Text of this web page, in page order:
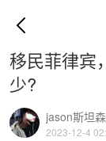
移民菲律宾
少?
jason斯坦森
2023-12-4